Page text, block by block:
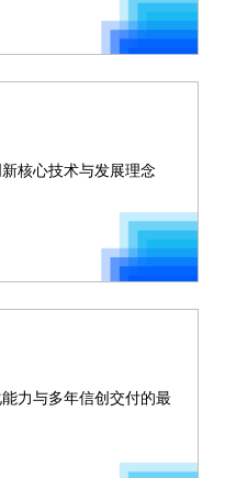
核心技术与发展理念
力与多年信创交付的最